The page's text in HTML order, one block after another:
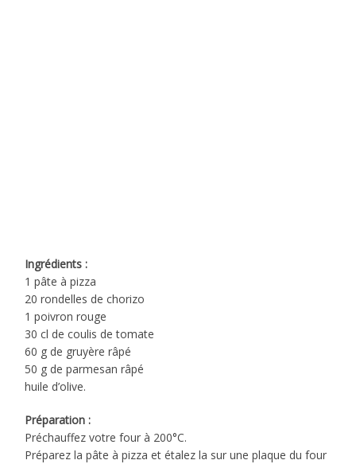
Ingrédients :
1 pâte à pizza
20 rondelles de chorizo
1 poivron rouge
30 cl de coulis de tomate
60 g de gruyère râpé
50 g de parmesan râpé
huile d’olive.
Préparation :
Préchauffez votre four à 200°C.
Préparez la pâte à pizza et étalez la sur une plaque du four